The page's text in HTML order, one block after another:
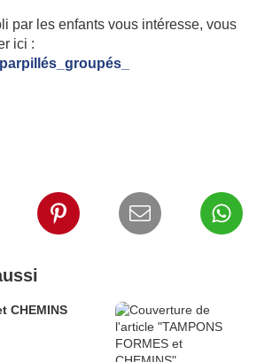
par les enfants vous intéresse, vous
ici :
CHEMINS